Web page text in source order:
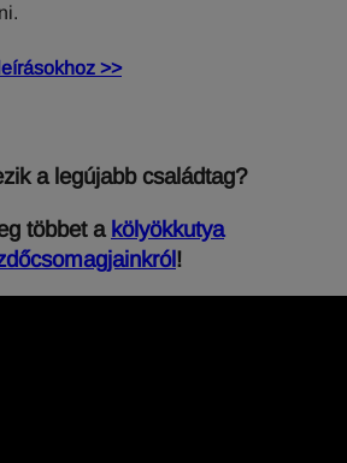
>>
a legújabb családtag?
többet a kölyökkutya
!